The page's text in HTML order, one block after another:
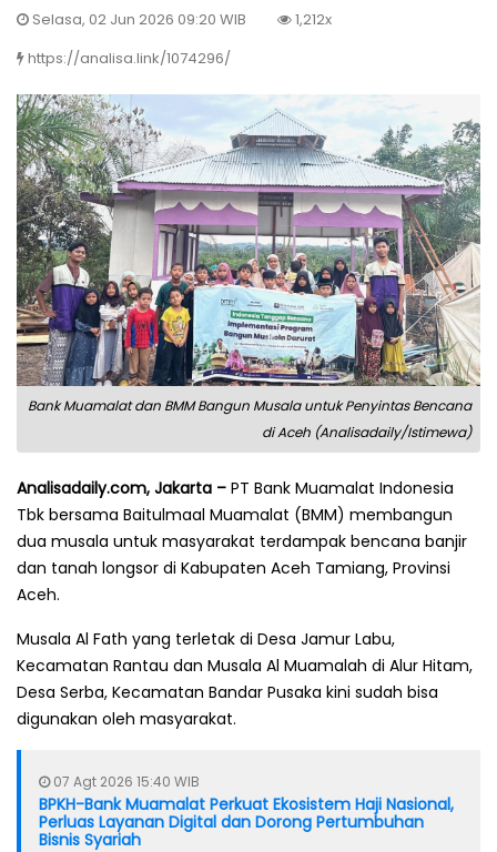
Selasa, 02 Jun 2026 09:20 WIB
1,212x
https://analisa.link/1074296/
Bank Muamalat dan BMM Bangun Musala untuk Penyintas Bencana
di Aceh (Analisadaily/Istimewa)
Analisadaily.com, Jakarta – PT Bank Muamalat Indonesia
Tbk bersama Baitulmaal Muamalat (BMM) membangun
dua musala untuk masyarakat terdampak bencana banjir
dan tanah longsor di Kabupaten Aceh Tamiang, Provinsi
Aceh.
Musala Al Fath yang terletak di Desa Jamur Labu,
Kecamatan Rantau dan Musala Al Muamalah di Alur Hitam,
Desa Serba, Kecamatan Bandar Pusaka kini sudah bisa
digunakan oleh masyarakat.
07 Agt 2026 15:40 WIB
BPKH-Bank Muamalat Perkuat Ekosistem Haji Nasional,
Perluas Layanan Digital dan Dorong Pertumbuhan
Bisnis Syariah